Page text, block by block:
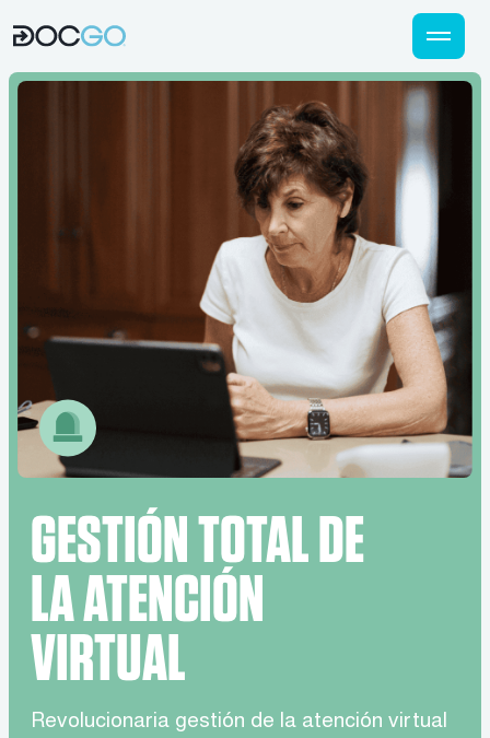
GESTIÓN TOTAL DE
LA ATENCIÓN
VIRTUAL
Revolucionaria gestión de la atención virtual